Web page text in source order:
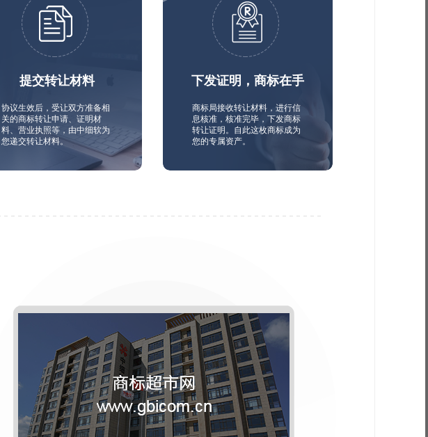
提交转让材料
协议生效后，受让双方准备相
关的商标转让申请、证明材
料、营业执照等，由中细软为
您递交转让材料。
下发证明，商标在手
商标局接收转让材料，进行信
息核准，核准完毕，下发商标
转让证明。自此这枚商标成为
您的专属资产。